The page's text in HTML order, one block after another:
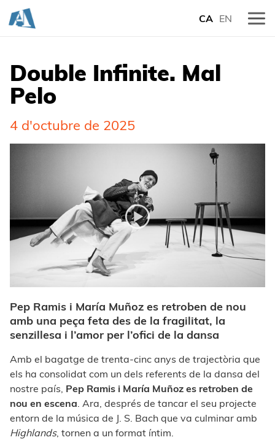
CA EN
Double Infinite. Mal
Pelo
4 d'octubre de 2025
Pep Ramis i María Muñoz es retroben de nou
amb una peça feta des de la fragilitat, la
senzillesa i l’amor per l’ofici de la dansa
Amb el bagatge de trenta-cinc anys de trajectòria que
els ha consolidat com un dels referents de la dansa del
nostre país, Pep Ramis i María Muñoz es retroben de
nou en escena . Ara, després de tancar el seu projecte
entorn de la música de J. S. Bach que va culminar amb
Highlands, tornen a un format íntim.